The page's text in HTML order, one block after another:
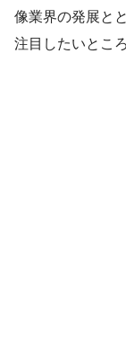
像業界の発展と
注目したいとこ